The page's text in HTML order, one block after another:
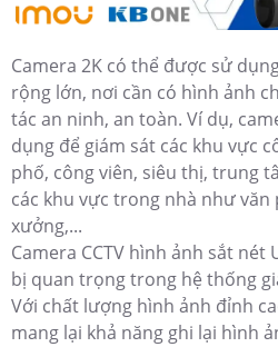
Camera 2K có thể được sử
rộng lớn, nơi cần có hình ảnh
tác an ninh, an toàn. Ví dụ,
dụng để giám sát các khu vực
phố, công viên, siêu thị, trung
các khu vực trong nhà như văn
xưởng,...
Camera CCTV hình ảnh sắt
bị quan trọng trong hệ thống
Với chất lượng hình ảnh đỉnh
mang lại khả năng ghi lại hình